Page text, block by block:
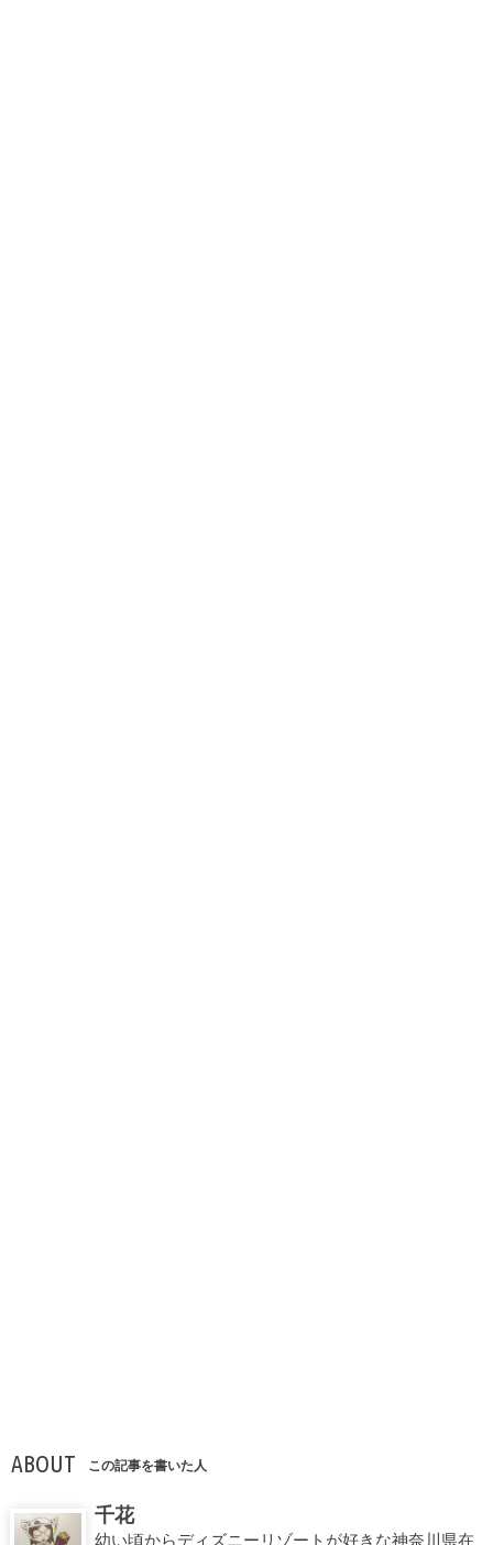
ABOUT この記事を書いた人
千花
幼い頃からディズニーリゾートが好きな神奈川県在